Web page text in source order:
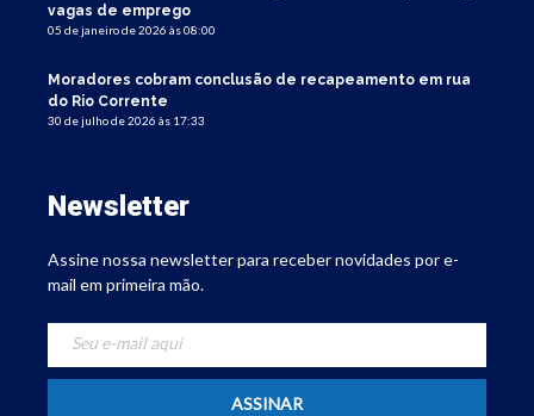
vagas de emprego
05 de janeiro de 2026 às 08:00
Moradores cobram conclusão de recapeamento em rua
do Rio Corrente
30 de julho de 2026 às 17:33
Newsletter
Assine nossa newsletter para receber novidades por e-
mail em primeira mão.